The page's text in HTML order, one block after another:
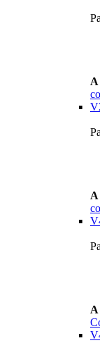
A
A
A